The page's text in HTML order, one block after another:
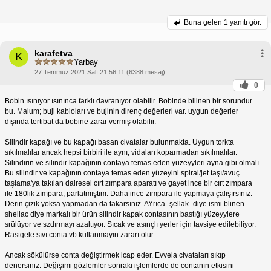
Buna gelen 1 yanıtı gör.
K karafetva
Yarbay
27 Temmuz 2021 Salı 21:56:11 (6388 mesaj)
0
Bobin ısınıyor ısınınca farklı davranıyor olabilir. Bobinde bilinen bir sorundur
bu. Malum; buji kabloları ve bujinin direnç değerleri var. uygun değerler
dışında tertibat da bobine zarar vermiş olabilir.
Silindir kapağı ve bu kapağı basan civatalar bulunmakta. Uygun torkta
sıkılmalılar ancak hepsi birbiri ile aynı, vidaları koparmadan sıkılmalılar.
Silindirin ve silindir kapağının contaya temas eden yüzeyyleri ayna gibi olmalı.
Bu silindir ve kapağının contaya temas eden yüzeyini spiral/jet taşı/avuç
taşlama'ya takılan dairesel cırt zımpara aparatı ve gayet ince bir cırt zımpara
ile 180lik zımpara, parlatmıştım. Daha ince zımpara ile yapmaya çalışırsınız.
Derin çizik yoksa yapmadan da takarsınız. AYrıca -şellak- diye ismi blinen
shellac diye markalı bir ürün silindir kapak contasının bastığı yüzeyylere
srülüyor ve szdırmayı azaltıyor. Sıcak ve asınçlı yerler için tavsiye edilebiliyor.
Rastgele sıvı conta vb kullanmayın zararı olur.
Ancak sökülürse conta değiştirmek icap eder. Evvela civataları sıkıp
denersiniz. Değişimi gözlemler sonraki işlemlerde de contanın etkisini